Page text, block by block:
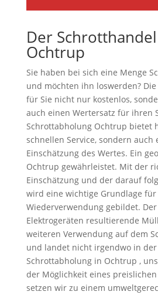
Der
Ochtrup
Sie haben bei sich eine Menge
und möchten ihn loswerden?
für Sie nicht nur kostenlos,
auch einen Wertersatz für ihren
Schrottabholung Ochtrup bietet
schnellen Service, sondern auch
Einschätzung des Wertes. Ein
Ochtrup gewährleistet. Mit der
Einschätzung und der darauf
wird eine wichtige Grundlage für
Wiederverwendung gebildet.
Elektrogeräten resultierende
weiteren Verwendung auf dem
und landet nicht irgendwo in
Schrottabholung in Ochtrup ,
der Möglichkeit eines preislichen
setzen wir zu einem